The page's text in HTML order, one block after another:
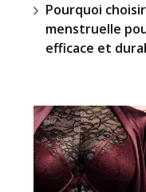
Pourquoi
menstruelle
efficace et